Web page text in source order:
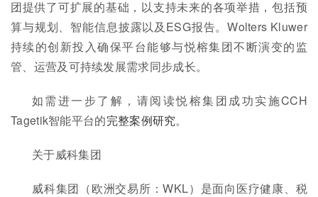
团提供了可扩展的基础，以支持未来的各项举措，包括预
算与规划、智能信息披露以及ESG报告。Wolters Kluwer
持续的创新投入确保平台能够与悦榕集团不断演变的监
管、运营及可持续发展需求同步成长。
如需进一步了解，请阅读悦榕集团成功实施CCH
Tagetik智能平台的完整案例研究。
关于威科集团
威科集团（欧洲交易所：WKL）是面向医疗健康、税